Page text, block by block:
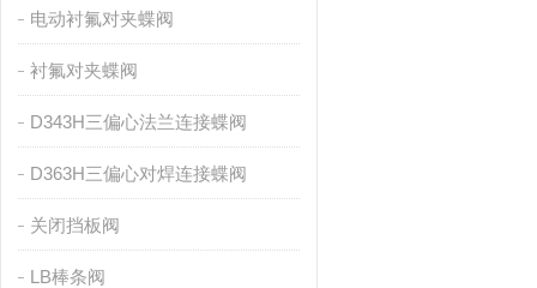
电动衬氟对夹蝶阀
衬氟对夹蝶阀
D343H三偏心法兰连接蝶阀
D363H三偏心对焊连接蝶阀
关闭挡板阀
LB棒条阀